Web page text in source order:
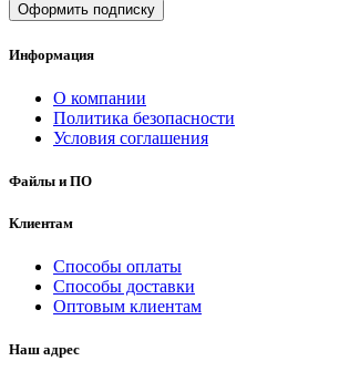
Оформить подписку
Информация
О компании
Политика безопасности
Условия соглашения
Файлы и ПО
Клиентам
Способы оплаты
Способы доставки
Оптовым клиентам
Наш адрес